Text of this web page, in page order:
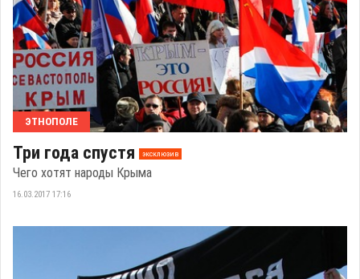
ЭТНОПОЛЕ
Три года спустя эксклюзив
Чего хотят народы Крыма
16.03.2017 17:16